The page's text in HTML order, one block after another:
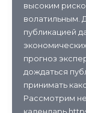
высоким
волатильным.
публикацией
прогноз
дождаться
принимать
Рассмотрим